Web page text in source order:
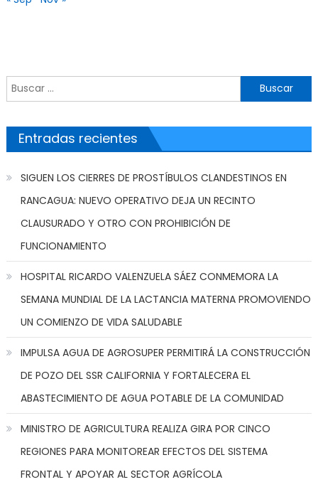
Buscar por:
Entradas recientes
SIGUEN LOS CIERRES DE PROSTÍBULOS CLANDESTINOS EN
RANCAGUA: NUEVO OPERATIVO DEJA UN RECINTO
CLAUSURADO Y OTRO CON PROHIBICIÓN DE
FUNCIONAMIENTO
HOSPITAL RICARDO VALENZUELA SÁEZ CONMEMORA LA
SEMANA MUNDIAL DE LA LACTANCIA MATERNA PROMOVIENDO
UN COMIENZO DE VIDA SALUDABLE
IMPULSA AGUA DE AGROSUPER PERMITIRÁ LA CONSTRUCCIÓN
DE POZO DEL SSR CALIFORNIA Y FORTALECERA EL
ABASTECIMIENTO DE AGUA POTABLE DE LA COMUNIDAD
MINISTRO DE AGRICULTURA REALIZA GIRA POR CINCO
REGIONES PARA MONITOREAR EFECTOS DEL SISTEMA
FRONTAL Y APOYAR AL SECTOR AGRÍCOLA